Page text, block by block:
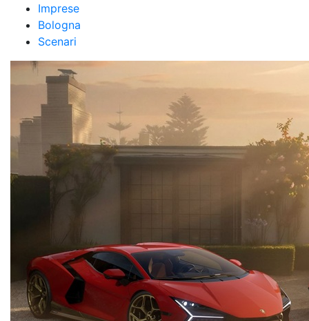
Imprese
Bologna
Scenari